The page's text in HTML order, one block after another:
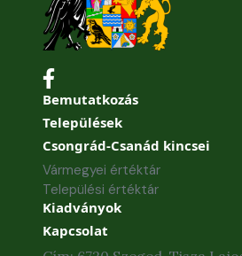
Bemutatkozás
Települések
Csongrád-Csanád kincsei
Vármegyei értéktár
Települési értéktár
Kiadványok
Kapcsolat